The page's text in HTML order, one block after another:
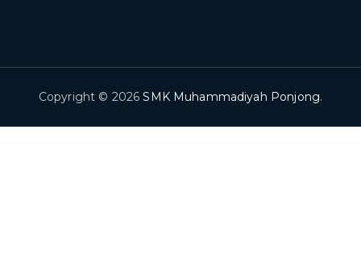
Copyright © 2026SMK Muhammadiyah Ponjong.